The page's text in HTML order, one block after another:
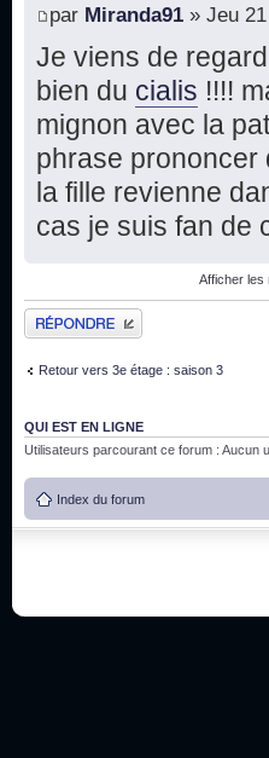
par Miranda91 » Jeu
Je viens de
bien du cialis !!!!
mignon avec la
phrase prononcer
la fille revienne
cas je suis fan de
Afficher les
Publier une réponse
Retour vers 3e étage : saison 3
QUI EST EN LIGNE
Utilisateurs parcourant ce forum : Aucun
Index du forum